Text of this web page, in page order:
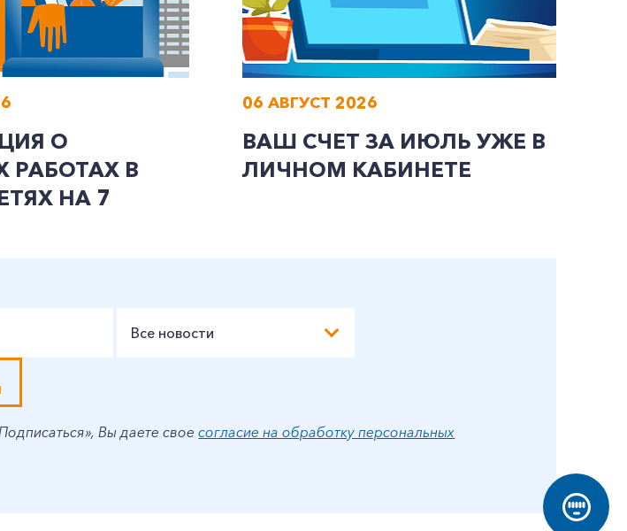
звонок
О
РАБОТАХ В
НА 7
06 АВГУСТ 2026
ВАШ СЧЕТ ЗА ИЮЛЬ УЖЕ В
ЛИЧНОМ КАБИНЕТЕ
Все новости
Вы даете своесогласие на обработку персональных